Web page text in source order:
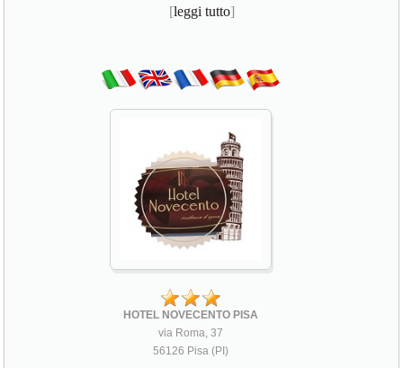
[leggi tutto]
HOTEL NOVECENTO PISA
via Roma, 37
56126 Pisa (PI)